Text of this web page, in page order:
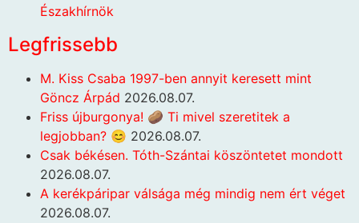
Északhírnök
Legfrissebb
M. Kiss Csaba 1997-ben annyit keresett mint
Göncz Árpád 2026.08.07.
Friss újburgonya! 🥔 Ti mivel szeretitek a
legjobban? 😊 2026.08.07.
Csak békésen. Tóth-Szántai köszöntetet mondott
2026.08.07.
A kerékpáripar válsága még mindig nem ért véget
2026.08.07.